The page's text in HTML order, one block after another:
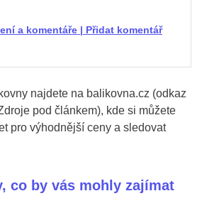
Přidat komentář
|
a komentáře
najdete na balikovna.cz (odkaz
pod článkem), kde si můžete
pro výhodnější ceny a sledovat
co by vás mohly zajímat